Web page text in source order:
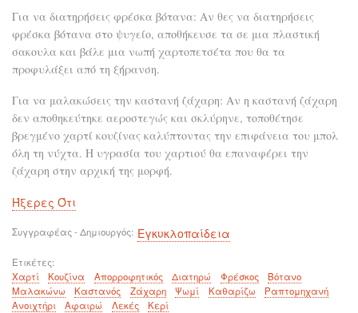
Για να διατηρήσεις φρέσκα βότανα: Αν θες να διατηρήσεις
φρέσκα βότανα στο ψυγείο, αποθήκευσε τα σε μια πλαστική
σακουλα και βάλε μια νωπή χαρτοπετσέτα που θα τα
προφυλάξει από τη ξήρανση.
Για να μαλακώσεις την καστανή ζάχαρη: Αν η καστανή ζάχαρη
δεν αποθηκεύτηκε αεροστεγώς και σκλύρηνε, τοποθέτησε
βρεγμένο χαρτί κουζίνας καλύπτοντας την επιφάνεια του μπολ
όλη τη νύχτα. Η υγρασία του χαρτιού θα επαναφέρει την
ζάχαρη στην αρχική της μορφή.
Ήξερες Ότι
Συγγραφέας - Δημιουργός Εγκυκλοπαίδεια
Ετικέτες
Χαρτί
Κουζίνα Απορροφητικός Διατηρώ Φρέσκος
Βότανο
Μαλακώνω
Καστανός Ζάχαρη Ψωμί Καθαρίζω
Ραπτομηχανή
Ανοιχτήρι
Αφαιρώ Λεκές Κερί